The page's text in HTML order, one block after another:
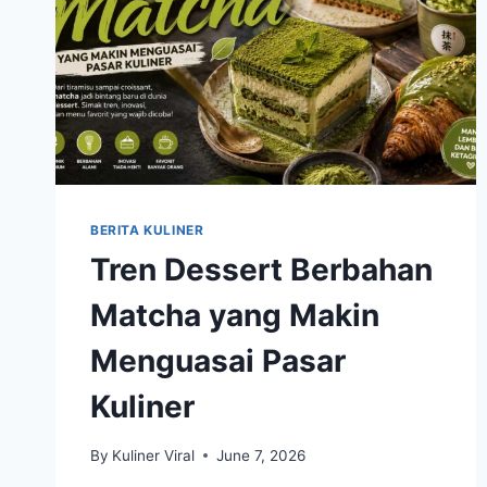
BERITA KULINER
Tren Dessert Berbahan
Matcha yang Makin
Menguasai Pasar
Kuliner
By Kuliner Viral June 7, 2026